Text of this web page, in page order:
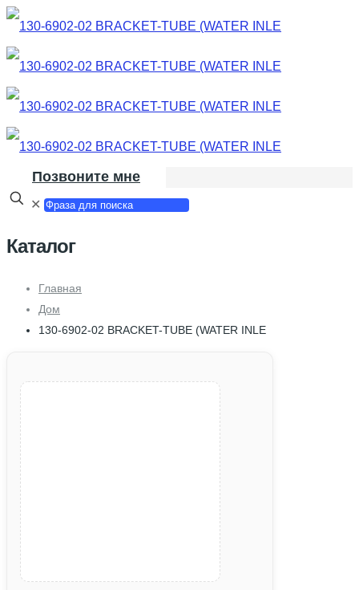
Позвоните мне
✕
Каталог
Главная
Дом
130-6902-02 BRACKET-TUBE (WATER INLE